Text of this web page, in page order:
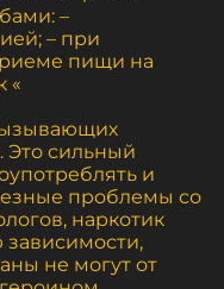
–
– при
пищи на
«
Это сильный
и
проблемы со
наркотик
не могут от